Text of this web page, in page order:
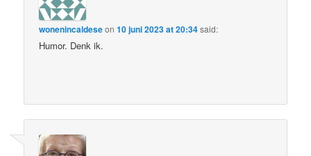
wonenincaldeseon10 juni 2023 at 20:34said:
Humor. Denk ik.